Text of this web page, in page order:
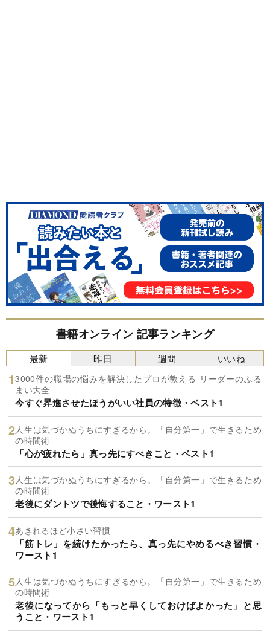
書籍オンライン 記事ランキング
最新
3000件の職場の悩みを解決したプロが教える リーダーのふる
まい大全
今すぐ昇進させたほうがいい社員の特徴・ベスト1
人生は気づかぬうちにすぎるから。「自分第一」で生きるため
の時間術
「心が疲れたら」真っ先にすべきこと・ベスト1
人生は気づかぬうちにすぎるから。「自分第一」で生きるため
の時間術
老後にダントツで後悔すること・ワースト1
あきれるほど小さい習慣
「筋トレ」を続けたかったら、真っ先にやめるべき習慣・
ワースト1
人生は気づかぬうちにすぎるから。「自分第一」で生きるため
の時間術
老後になってから「もっと早くしておけばよかった」と思
うこと・ワースト1
昨日 週間 いいね